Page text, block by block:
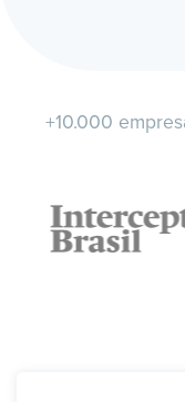
+10.000